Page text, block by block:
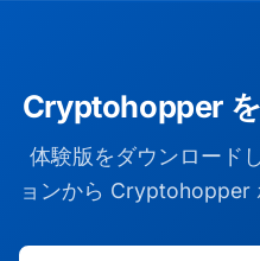
Cryptohopper
体験版をダウンロード
ョンから Cryptohopper